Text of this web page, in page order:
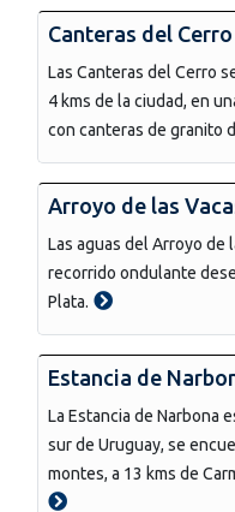
Canteras del Cerro
Las Canteras del Cerro
4 kms de la ciudad, en
con canteras de granito
Arroyo de las
Las aguas del Arroyo de
recorrido ondulante
Plata.
Estancia de
La Estancia de Narbona
sur de Uruguay, se
montes, a 13 kms de